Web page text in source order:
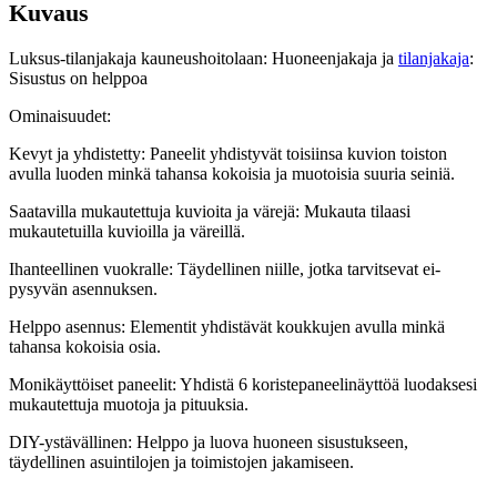
Kuvaus
Luksus-tilanjakaja kauneushoitolaan: Huoneenjakaja ja tilanjakaja:
Sisustus on helppoa
Ominaisuudet:
Kevyt ja yhdistetty: Paneelit yhdistyvät toisiinsa kuvion toiston
avulla luoden minkä tahansa kokoisia ja muotoisia suuria seiniä.
Saatavilla mukautettuja kuvioita ja värejä: Mukauta tilaasi
mukautetuilla kuvioilla ja väreillä.
Ihanteellinen vuokralle: Täydellinen niille, jotka tarvitsevat ei-
pysyvän asennuksen.
Helppo asennus: Elementit yhdistävät koukkujen avulla minkä
tahansa kokoisia osia.
Monikäyttöiset paneelit: Yhdistä 6 koristepaneelinäyttöä luodaksesi
mukautettuja muotoja ja pituuksia.
DIY-ystävällinen: Helppo ja luova huoneen sisustukseen,
täydellinen asuintilojen ja toimistojen jakamiseen.